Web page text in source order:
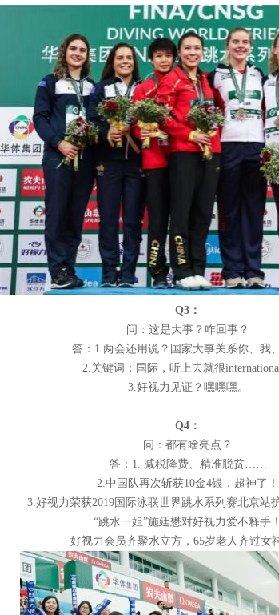
Q3 ：
问：这是大事？咋回事？
答： 1.两会还用说？国家大事关系你、我
2.关键词：国际，听上去就很
3.好视力见证？嘿嘿嘿。
Q4 ：
问：都有啥亮点？
答： 1. 减税降费、精准脱贫……
2.中国队再次斩获10金4银，超神了！
3.好视力荣获2019国际泳联世界跳水系列赛北京站
“跳水一姐”施廷懋对好视力爱不释手
好视力会员齐聚水立方， 65岁老人齐过女